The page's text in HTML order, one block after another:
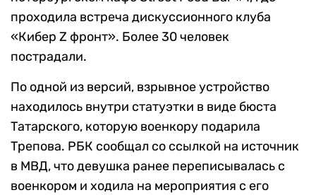
проходила встреча дискуссионного клуба
«Кибер Z фронт». Более 30 человек
пострадали.
По одной из версий, взрывное устройство
находилось внутри статуэтки в виде бюста
Татарского, которую военкору подарила
Трепова. РБК сообщал со ссылкой на источник
в МВД, что девушка ранее переписывалась с
военкором и ходила на мероприятия с его